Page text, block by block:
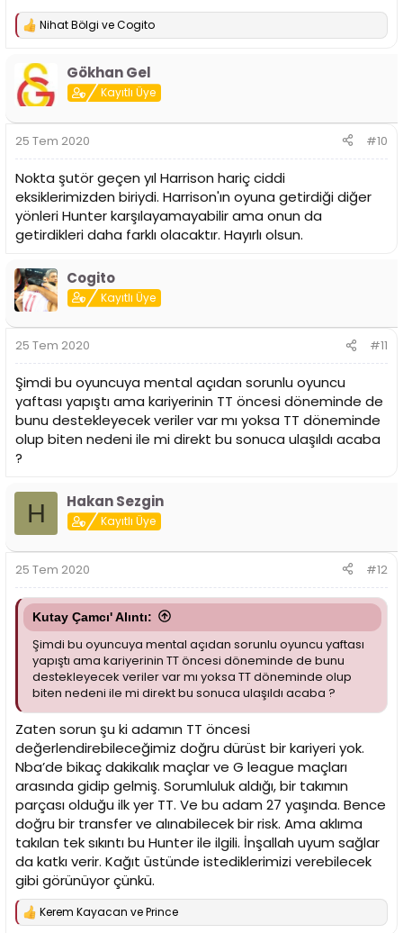
T
k
i
l
:
Nihat Bölgi veCogito
Gökhan Gel
Kayıtlı Üye
25 Tem 2020 #10
Nokta şutör geçen yıl Harrison hariç ciddi
eksiklerimizden biriydi. Harrison'ın oyuna getirdiği diğer
yönleri Hunter karşılayamayabilir ama onun da
getirdikleri daha farklı olacaktır. Hayırlı olsun.
Cogito
Kayıtlı Üye
25 Tem 2020 #11
Şimdi bu oyuncuya mental açıdan sorunlu oyuncu
yaftası yapıştı ama kariyerinin TT öncesi döneminde de
bunu destekleyecek veriler var mı yoksa TT döneminde
olup biten nedeni ile mi direkt bu sonuca ulaşıldı acaba
?
H Hakan Sezgin
Kayıtlı Üye
25 Tem 2020 #12
Kutay Çamcı' Alıntı:
Şimdi bu oyuncuya mental açıdan sorunlu oyuncu yaftası
yapıştı ama kariyerinin TT öncesi döneminde de bunu
destekleyecek veriler var mı yoksa TT döneminde olup
biten nedeni ile mi direkt bu sonuca ulaşıldı acaba ?
Zaten sorun şu ki adamın TT öncesi
değerlendirebileceğimiz doğru dürüst bir kariyeri yok.
Nba’de bikaç dakikalık maçlar ve G league maçları
arasında gidip gelmiş. Sorumluluk aldığı, bir takımın
parçası olduğu ilk yer TT. Ve bu adam 27 yaşında. Bence
doğru bir transfer ve alınabilecek bir risk. Ama aklıma
takılan tek sıkıntı bu Hunter ile ilgili. İnşallah uyum sağlar
da katkı verir. Kağıt üstünde istediklerimizi verebilecek
gibi görünüyor çünkü.
T
Kerem Kayacan vePrince